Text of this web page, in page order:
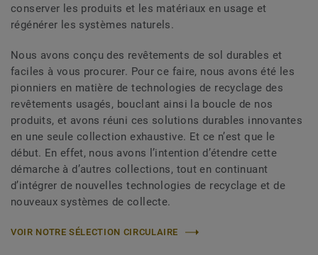
conserver les produits et les matériaux en usage et
régénérer les systèmes naturels.
Nous avons conçu des revêtements de sol durables et
faciles à vous procurer. Pour ce faire, nous avons été les
pionniers en matière de technologies de recyclage des
revêtements usagés, bouclant ainsi la boucle de nos
produits, et avons réuni ces solutions durables innovantes
en une seule collection exhaustive. Et ce n’est que le
début. En effet, nous avons l’intention d’étendre cette
démarche à d’autres collections, tout en continuant
d’intégrer de nouvelles technologies de recyclage et de
nouveaux systèmes de collecte.
VOIR NOTRE SÉLECTION CIRCULAIRE